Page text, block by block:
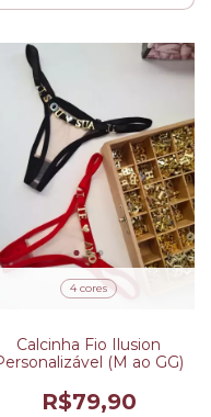
4 cores
Calcinha Fio Ilusion
(M ao GG)
R$79,90